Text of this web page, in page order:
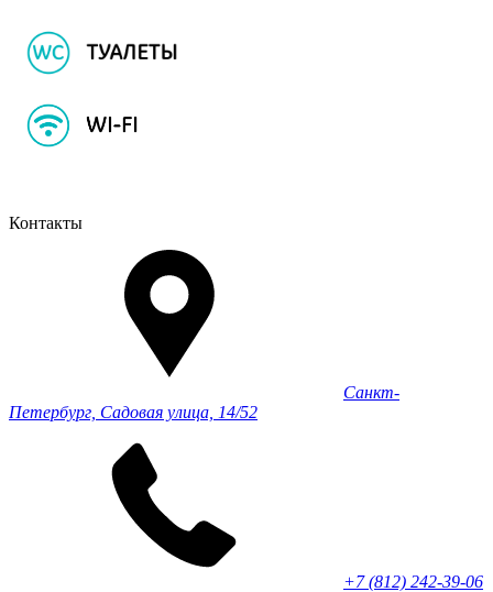
Контакты
Санкт-
Петербург, Садовая улица, 14/52
+7 (812) 242-39-06